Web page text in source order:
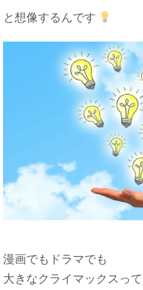
と想像するんです
漫画でもドラマでも
大きなクライマックスって